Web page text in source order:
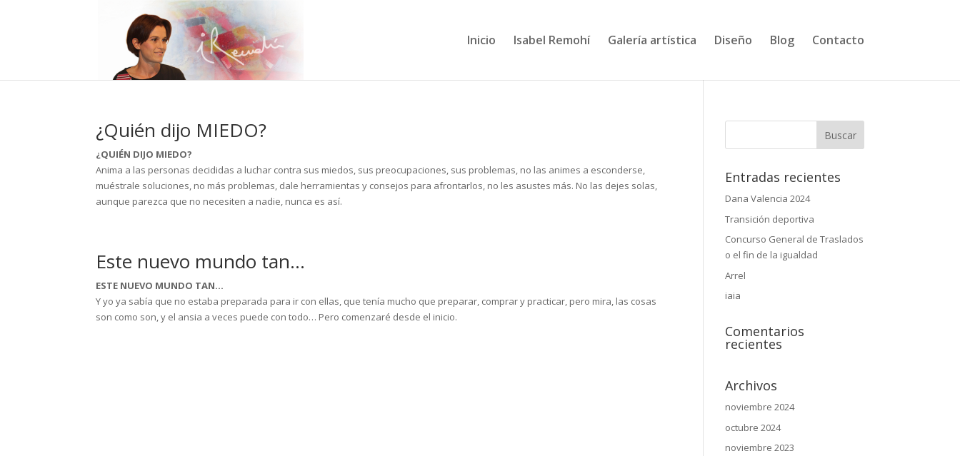
Inicio Isabel Remohí Galería artística Diseño Blog Contacto
¿Quién dijo MIEDO?
¿QUIÉN DIJO MIEDO?
Anima a las personas decididas a luchar contra sus miedos, sus preocupaciones, sus problemas, no las animes a esconderse,
muéstrale soluciones, no más problemas, dale herramientas y consejos para afrontarlos, no les asustes más. No las dejes solas,
aunque parezca que no necesiten a nadie, nunca es así.
Este nuevo mundo tan…
ESTE NUEVO MUNDO TAN…
Y yo ya sabía que no estaba preparada para ir con ellas, que tenía mucho que preparar, comprar y practicar, pero mira, las cosas
son como son, y el ansia a veces puede con todo… Pero comenzaré desde el inicio.
Entradas recientes
Dana Valencia 2024
Transición deportiva
Concurso General de Traslados
o el fin de la igualdad
Arrel
iaia
Comentarios
recientes
Archivos
noviembre 2024
octubre 2024
noviembre 2023